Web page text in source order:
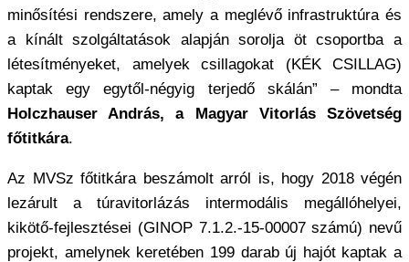
minősítési rendszere, amely a meglévő infrastruktúra és
a kínált szolgáltatások alapján sorolja öt csoportba a
létesítményeket, amelyek csillagokat (KÉK CSILLAG)
kaptak egy egytől-négyig terjedő skálán” – mondta
Holczhauser András, a Magyar Vitorlás Szövetség
főtitkára.
Az MVSz főtitkára beszámolt arról is, hogy 2018 végén
lezárult a túravitorlázás intermodális megállóhelyei,
kikötő-fejlesztései (GINOP 7.1.2.-15-00007 számú) nevű
projekt, amelynek keretében 199 darab új hajót kaptak a